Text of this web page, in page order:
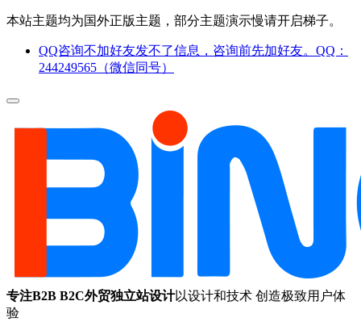
本站主题均为国外正版主题，部分主题演示慢请开启梯子。
QQ咨询不加好友发不了信息，咨询前先加好友。QQ：
244249565（微信同号）
专注B2B B2C外贸独立站设计以设计和技术 创造极致用户体
验